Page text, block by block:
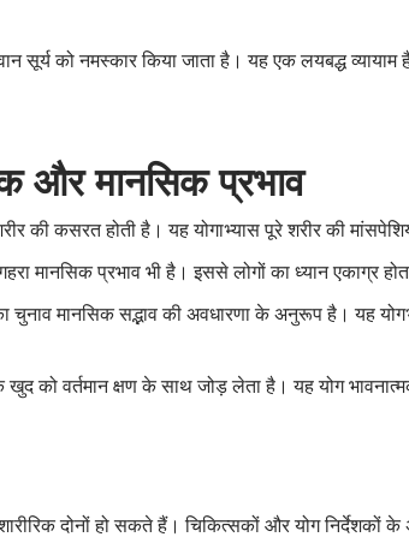
सूर्य को नमस्कार किया जाता है। यह एक लयबद्ध व्यायाम
और मानसिक प्रभाव
की कसरत होती है। यह योगाभ्यास पूरे शरीर की
मानसिक प्रभाव भी है। इससे लोगों का ध्यान एकाग्र
चुनाव मानसिक सद्भाव की अवधारणा के अनुरूप है। यह
को वर्तमान क्षण के साथ जोड़ लेता है। यह योग
दोनों हो सकते हैं। चिकित्सकों और योग निर्देशकों